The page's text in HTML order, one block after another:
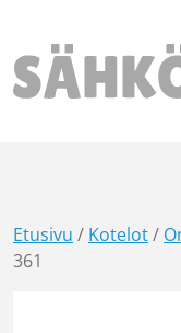
Päävalikko
Etusivu / Kotelot/
361